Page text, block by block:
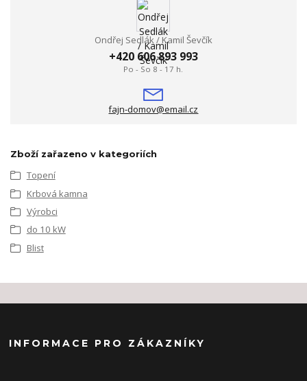
Ondřej Sedlák / Kamil Ševčík
+420 606 893 993
Po - So 8 - 17 h.
fajn-domov@email.cz
Zboží zařazeno v kategoriích
Topení
Krbová kamna
Výrobci
do 10 kW
Blist
INFORMACE PRO ZÁKAZNÍKY